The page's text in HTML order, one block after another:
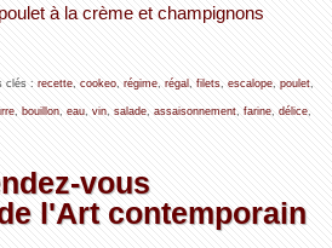
à la crème et champignons
clés : recette, cookeo, régime, régal filets, escalope, poulet,
, bouillon, eau, vin, salade, assaisonnement, farine, délice,
vous
l'Art contemporain